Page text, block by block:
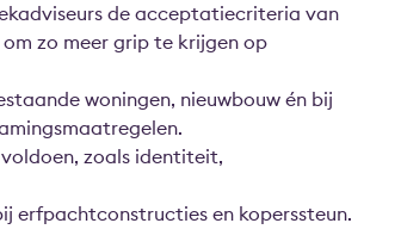
de acceptatiecriteria van
zo meer grip te krijgen op
woningen, nieuwbouw én bij
zoals identiteit,
erfpachtconstructies en kopers­steun.